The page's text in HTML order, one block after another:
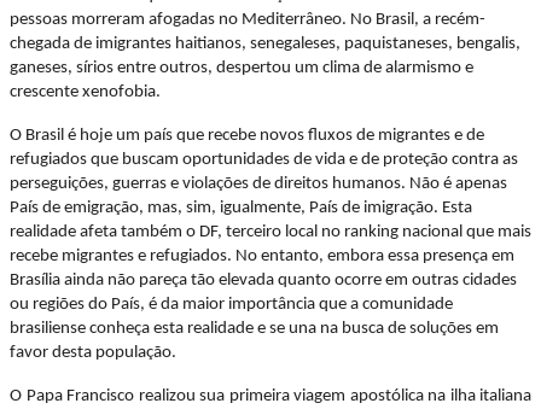
pessoas morreram afogadas no Mediterrâneo. No Brasil, a recém-
chegada de imigrantes haitianos, senegaleses, paquistaneses, bengalis,
ganeses, sírios entre outros, despertou um clima de alarmismo e
crescente xenofobia.
O Brasil é hoje um país que recebe novos fluxos de migrantes e de
refugiados que buscam oportunidades de vida e de proteção contra as
perseguições, guerras e violações de direitos humanos. Não é apenas
País de emigração, mas, sim, igualmente, País de imigração. Esta
realidade afeta também o DF, terceiro local no ranking nacional que mais
recebe migrantes e refugiados. No entanto, embora essa presença em
Brasília ainda não pareça tão elevada quanto ocorre em outras cidades
ou regiões do País, é da maior importância que a comunidade
brasiliense conheça esta realidade e se una na busca de soluções em
favor desta população.
O Papa Francisco realizou sua primeira viagem apostólica na ilha italiana